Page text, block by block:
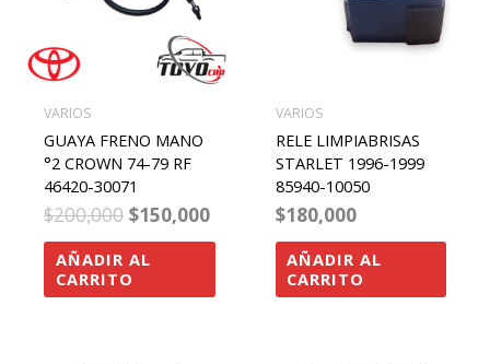
VARIOS
GUAYA FRENO MANO
°2 CROWN 74-79 RF
46420-30071
$200,000 $150,000
AÑADIR AL
CARRITO
VARIOS
RELE LIMPIABRISAS
STARLET 1996-1999
85940-10050
$180,000
AÑADIR AL
CARRITO